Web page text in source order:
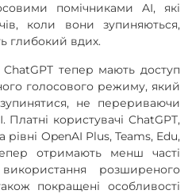
помічниками AI, які
коли вони зупиняються,
глибокий вдих.
ChatGPT тепер мають доступ
голосового режиму, який
не перериваючи
користувачі ChatGPT,
OpenAI Plus, Teams, Edu,
отримають менш часті
розширеного
покращені особливості